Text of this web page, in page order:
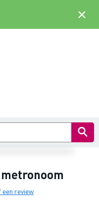
review
×